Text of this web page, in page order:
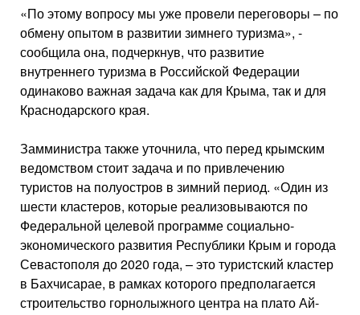
«По этому вопросу мы уже провели переговоры – по
обмену опытом в развитии зимнего туризма», -
сообщила она, подчеркнув, что развитие
внутреннего туризма в Российской Федерации
одинаково важная задача как для Крыма, так и для
Краснодарского края.
Замминистра также уточнила, что перед крымским
ведомством стоит задача и по привлечению
туристов на полуостров в зимний период. «Один из
шести кластеров, которые реализовываются по
Федеральной целевой программе социально-
экономического развития Республики Крым и города
Севастополя до 2020 года, – это туристский кластер
в Бахчисарае, в рамках которого предполагается
строительство горнолыжного центра на плато Ай-